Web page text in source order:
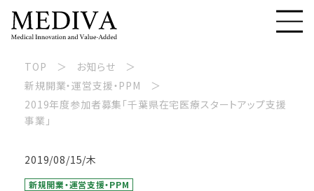
TOP
お知らせ
新規開業・運営支援・PPM
2019年度参加者募集「千葉県在宅医療スタートアップ支援
事業」
2019/08/15/木
新規開業・運営支援・PPM